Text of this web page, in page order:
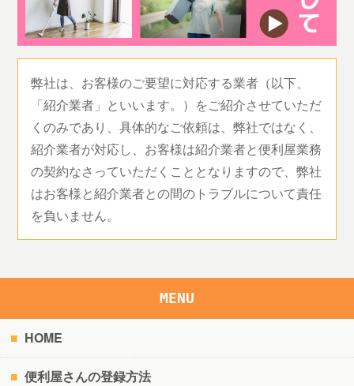
弊社は、お客様のご要望に対応する業者（以下、
「紹介業者」といいます。）をご紹介させていただ
くのみであり、具体的なご依頼は、弊社ではなく、
紹介業者が対応し、お客様は紹介業者と便利屋業務
の契約なさっていただくこととなりますので、弊社
はお客様と紹介業者との間のトラブルについて責任
を負いません。
MENU
HOME
便利屋さんの登録方法